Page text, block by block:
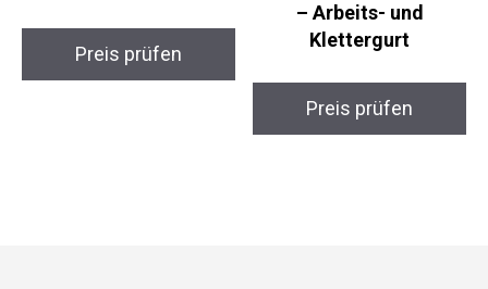
Preis prüfen
– Arbeits- und
Klettergurt
Preis prüfen